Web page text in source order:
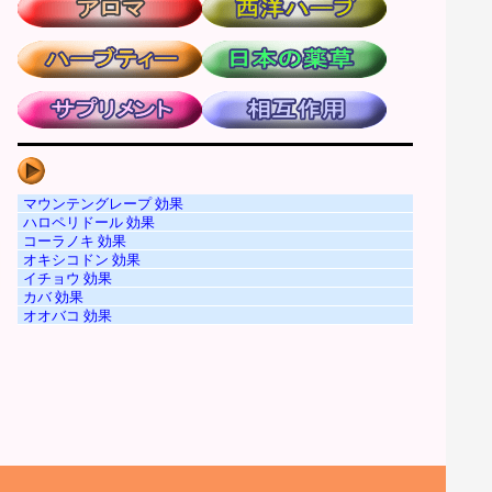
マウンテングレープ 効果
ハロペリドール 効果
コーラノキ 効果
オキシコドン 効果
イチョウ 効果
カバ 効果
オオバコ 効果